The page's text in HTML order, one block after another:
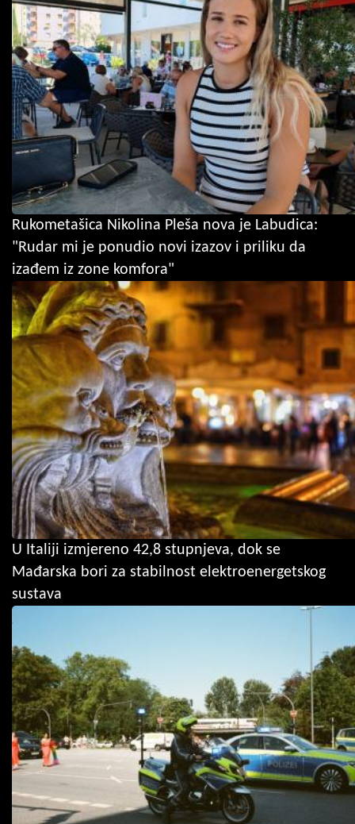
Rukometašica Nikolina Pleša nova je Labudica:
"Rudar mi je ponudio novi izazov i priliku da
izađem iz zone komfora"
U Italiji izmjereno 42,8 stupnjeva, dok se
Mađarska bori za stabilnost elektroenergetskog
sustava